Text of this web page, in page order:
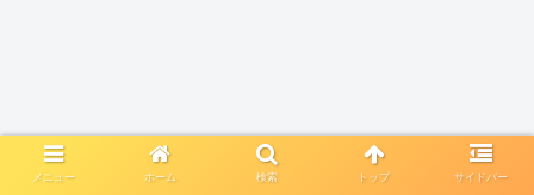
メニュー ホーム 検索 トップ サイドバー